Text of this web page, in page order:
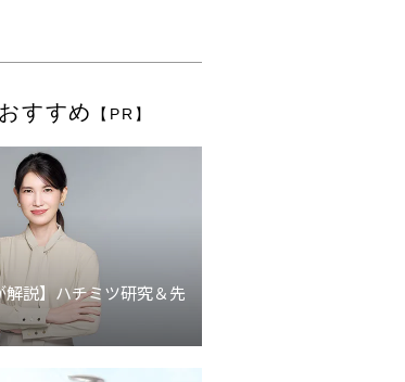
すすめ 【PR】
解説】ハチミツ研究＆先